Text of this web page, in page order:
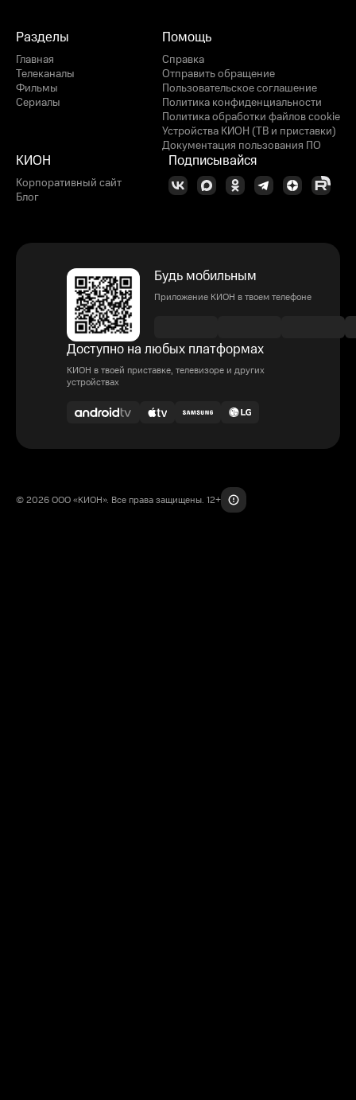
Разделы
Главная
Телеканалы
Фильмы
Сериалы
Помощь
Справка
Отправить обращение
Пользовательское соглашение
Политика конфиденциальности
Политика обработки файлов cookie
Устройства КИОН (ТВ и приставки)
Документация пользования ПО
КИОН
Корпоративный сайт
Блог
Подписывайся
Будь мобильным
Приложение КИОН в твоем телефоне
Доступно на любых платформах
КИОН в твоей приставке, телевизоре и других
устройствах
© 2026 ООО «КИОН». Все права защищены. 12+